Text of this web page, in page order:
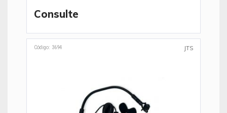
Consulte
Código: 3694 JTS